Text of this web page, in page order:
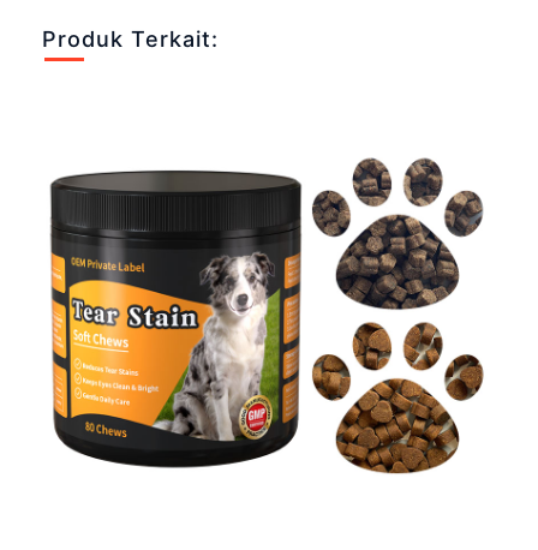
Produk Terkait: